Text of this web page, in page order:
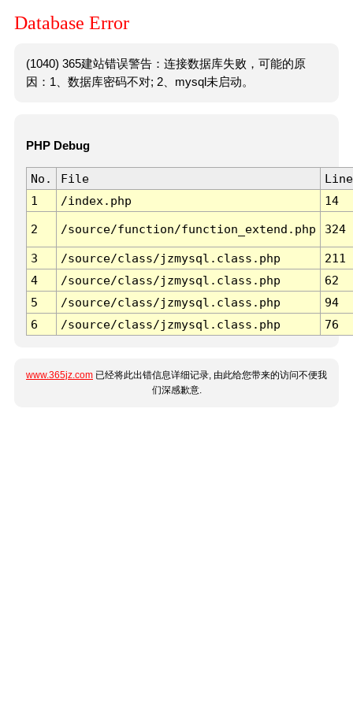
Database Error
(1040) 365建站错误警告：连接数据库失败，可能的原
因：1、数据库密码不对; 2、mysql未启动。
PHP Debug
No. File
Line
1
/index.php 14
2 /source/function/function_extend.php 324
3 /source/class/jzmysql.class.php
211
4
/source/class/jzmysql.class.php
62
5
/source/class/jzmysql.class.php
94
6
/source/class/jzmysql.class.php 76
www.365jz.com 已经将此出错信息详细记录, 由此给您带来的访问不便我
们深感歉意.